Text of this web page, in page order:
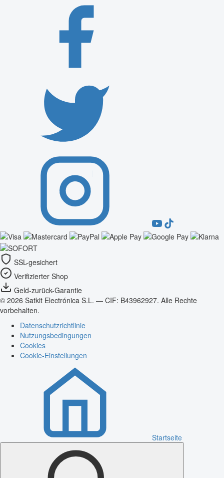
SSL-gesichert
Verifizierter Shop
Geld-zurück-Garantie
© 2026 Satkit Electrónica S.L. — CIF: B43962927. Alle Rechte
vorbehalten.
Datenschutzrichtlinie
Nutzungsbedingungen
Cookies
Cookie-Einstellungen
Startseite